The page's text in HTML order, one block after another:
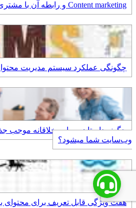
Content marketing و رابطه آن با مشتری مداری
چگونگی عملکرد سیستم مدیریت محتوا
چگونه داستان سرایی خلاقانه موجب
وب‌سایت شما می‏شود؟
هفت ویژگی قابل تعریف برای محتوای